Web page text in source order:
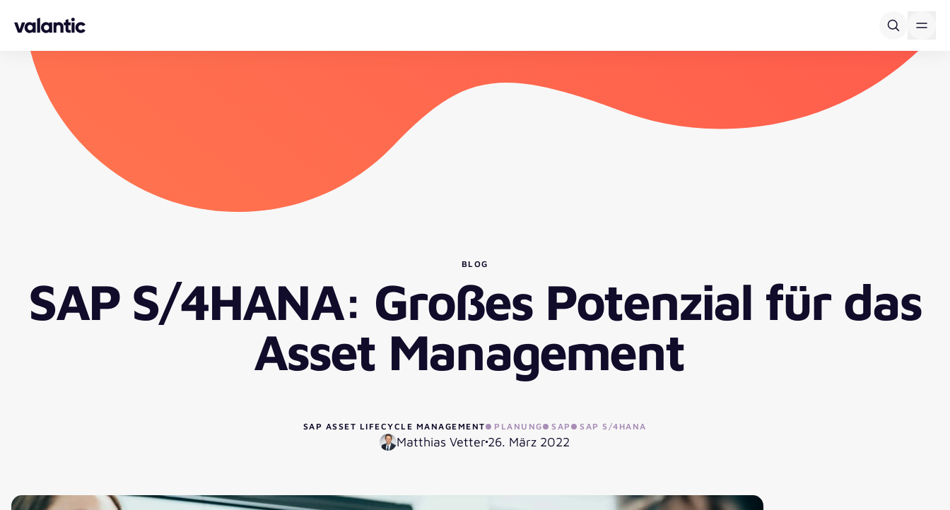
BLOG
SAP S/4HANA: Großes Potenzial für das
Asset Management
SAP ASSET LIFECYCLE MANAGEMENT PLANUNG SAP SAP S/4HANA
Matthias Vetter26. März 2022